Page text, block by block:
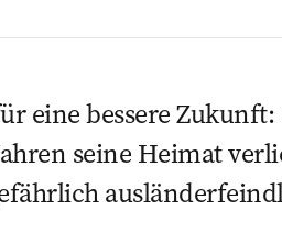
eine bessere
seine Heimat